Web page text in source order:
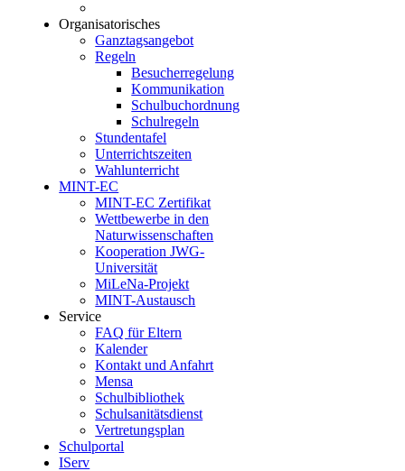
Organisatorisches
Ganztagsangebot
Regeln
Besucherregelung
Kommunikation
Schulbuchordnung
Schulregeln
Stundentafel
Unterrichtszeiten
Wahlunterricht
MINT-EC
MINT-EC Zertifikat
Wettbewerbe in den
Naturwissenschaften
Kooperation JWG-
Universität
MiLeNa-Projekt
MINT-Austausch
Service
FAQ für Eltern
Kalender
Kontakt und Anfahrt
Mensa
Schulbibliothek
Schulsanitätsdienst
Vertretungsplan
Schulportal
IServ